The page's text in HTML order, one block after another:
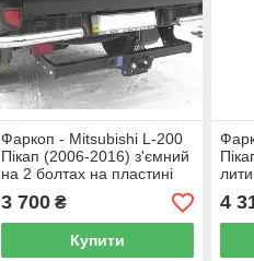
Фаркоп - Mitsubishi L-200
Пікап (2006-2016) з'ємний
на 2 болтах на пластині
3 700₴
Купити
4